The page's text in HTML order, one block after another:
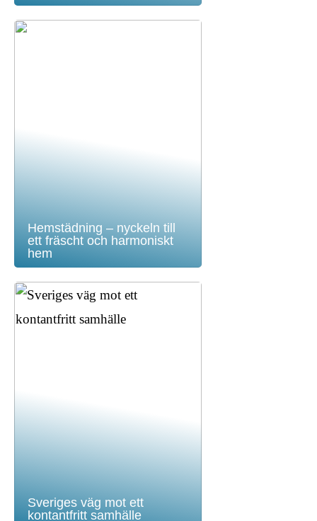
Hemstädning – nyckeln till
ett fräscht och harmoniskt
hem
Sveriges väg mot ett
kontantfritt samhälle